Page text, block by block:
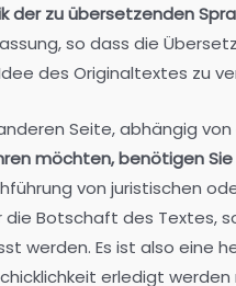
der zu übersetzenden
so dass die
des Originaltextes zu
Seite, abhängig
möchten, benötigen
von juristischen
die Botschaft des Textes,
werden. Es ist also eine
erledigt werden